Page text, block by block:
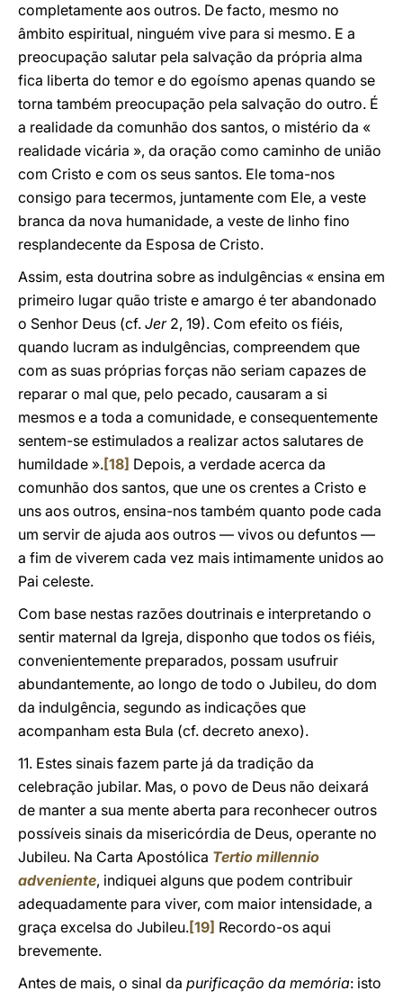
completamente aos outros. De facto, mesmo no
âmbito espiritual, ninguém vive para si mesmo. E a
preocupação salutar pela salvação da própria alma
fica liberta do temor e do egoísmo apenas quando se
torna também preocupação pela salvação do outro. É
a realidade da comunhão dos santos, o mistério da «
realidade vicária », da oração como caminho de união
com Cristo e com os seus santos. Ele toma-nos
consigo para tecermos, juntamente com Ele, a veste
branca da nova humanidade, a veste de linho fino
resplandecente da Esposa de Cristo.
Assim, esta doutrina sobre as indulgências « ensina em
primeiro lugar quão triste e amargo é ter abandonado
o Senhor Deus (cf. Jer2, 19). Com efeito os fiéis,
quando lucram as indulgências, compreendem que
com as suas próprias forças não seriam capazes de
reparar o mal que, pelo pecado, causaram a si
mesmos e a toda a comunidade, e consequentemente
sentem-se estimulados a realizar actos salutares de
humildade ».[18] Depois, a verdade acerca da
comunhão dos santos, que une os crentes a Cristo e
uns aos outros, ensina-nos também quanto pode cada
um servir de ajuda aos outros — vivos ou defuntos —
a fim de viverem cada vez mais intimamente unidos ao
Pai celeste.
Com base nestas razões doutrinais e interpretando o
sentir maternal da Igreja, disponho que todos os fiéis,
convenientemente preparados, possam usufruir
abundantemente, ao longo de todo o Jubileu, do dom
da indulgência, segundo as indicações que
acompanham esta Bula (cf. decreto anexo).
11. Estes sinais fazem parte já da tradição da
celebração jubilar. Mas, o povo de Deus não deixará
de manter a sua mente aberta para reconhecer outros
possíveis sinais da misericórdia de Deus, operante no
Jubileu. Na Carta Apostólica Tertio millennio
adveniente, indiquei alguns que podem contribuir
adequadamente para viver, com maior intensidade, a
graça excelsa do Jubileu.[19] Recordo-os aqui
brevemente.
Antes de mais, o sinal da purificação da memória: isto